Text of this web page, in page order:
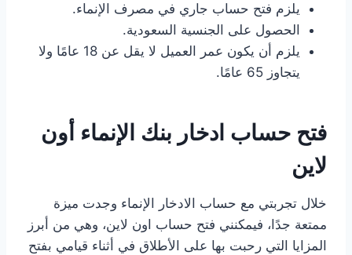
يلزم فتح حساب جاري في مصرف الإنماء.
الحصول على الجنسية السعودية.
يلزم أن يكون عمر العميل لا يقل عن 18 عامًا ولا
يتجاوز 65 عامًا.
فتح حساب ادخار بنك الإنماء أون
لاين
خلال تجربتي مع حساب الادخار الإنماء وجدت ميزة
ممتعة جدًا، فيمكنني فتح حساب اون لاين، وهي من أبرز
المزايا التي رحبت بها على الأطلاق في أثناء قيامي بفتح